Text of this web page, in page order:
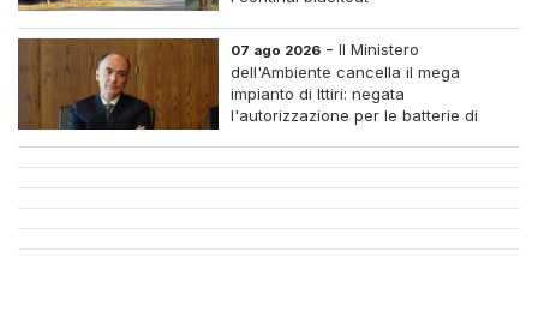
07 ago 2026 -Il Ministero
dell'Ambiente cancella il mega
impianto di Ittiri: negata
l'autorizzazione per le batterie di